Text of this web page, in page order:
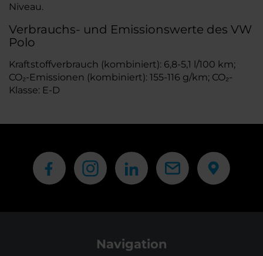
Niveau.
Verbrauchs- und Emissionswerte des VW
Polo
Kraftstoffverbrauch (kombiniert): 6,8-5,1 l/100 km;
CO₂-Emissionen (kombiniert): 155-116 g/km; CO₂-
Klasse: E-D
Navigation